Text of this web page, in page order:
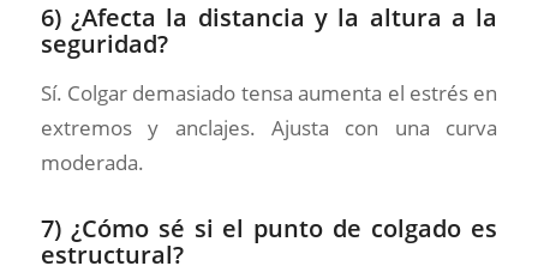
6) ¿Afecta la distancia y la altura a la
seguridad?
Sí. Colgar demasiado tensa aumenta el estrés en
extremos y anclajes. Ajusta con una curva
moderada.
7) ¿Cómo sé si el punto de colgado es
estructural?